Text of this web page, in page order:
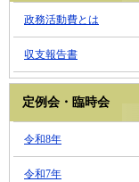
政務活動費とは
収支報告書
定例会・臨時会
令和8年
令和7年